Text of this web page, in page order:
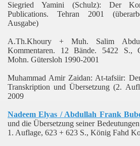
Siegried Yamini (Schulz): Der
Publications. Tehran 2001
Ausgabe)
A.Th.Khoury + Muh. Salim
Kommentaren. 12 Bände. 5422 S.,
Mohn. Gütersloh 1990-2001
Muhammad Amir Zaidan: At-tafsiir:
Transkription und Übersetzung (2.
2009
Nadeem Elyas / Abdullah Frank
und die Übersetzung seiner
1. Auflage, 623 + 623 S., König Fahd